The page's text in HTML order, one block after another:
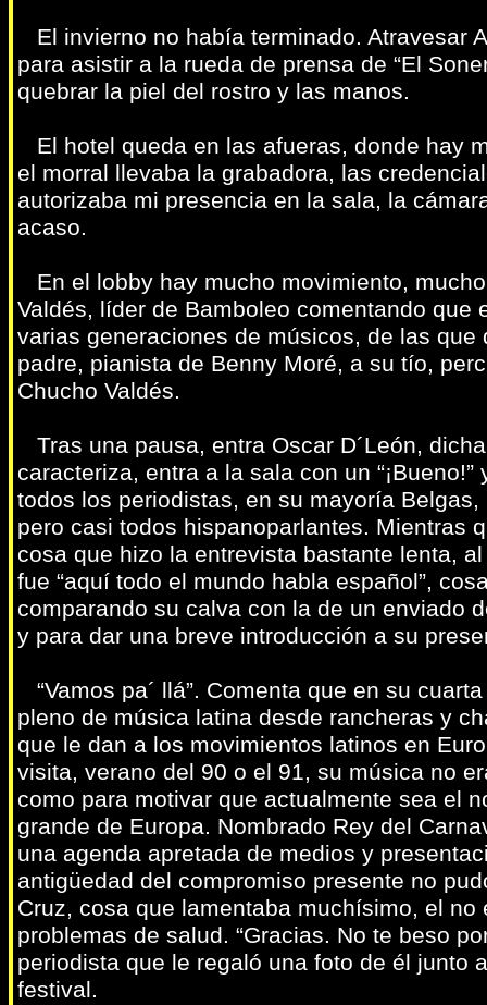
El invierno no había terminado. Atravesar
para asistir a la rueda de prensa de “El
quebrar la piel del rostro y las manos.
El hotel queda en las afueras, donde hay
el morral llevaba la grabadora, las
autorizaba mi presencia en la sala, la
acaso.
En el lobby hay mucho movimiento,
Valdés, líder de Bamboleo comentando
varias generaciones de músicos, de las
padre, pianista de Benny Moré, a su tío,
Chucho Valdés.
Tras una pausa, entra Oscar D´León,
caracteriza, entra a la sala con un
todos los periodistas, en su mayoría
pero casi todos hispanoparlantes. Mientras
cosa que hizo la entrevista bastante lenta,
fue “aquí todo el mundo habla español”,
comparando su calva con la de un enviado
y para dar una breve introducción a su
“Vamos pa´ llá”. Comenta que en su
pleno de música latina desde rancheras y
que le dan a los movimientos latinos en
visita, verano del 90 o el 91, su música no
como para motivar que actualmente sea el
grande de Europa. Nombrado Rey del
una agenda apretada de medios y
antigüedad del compromiso presente no
Cruz, cosa que lamentaba muchísimo, el
problemas de salud. “Gracias. No te beso
periodista que le regaló una foto de él junto
festival.